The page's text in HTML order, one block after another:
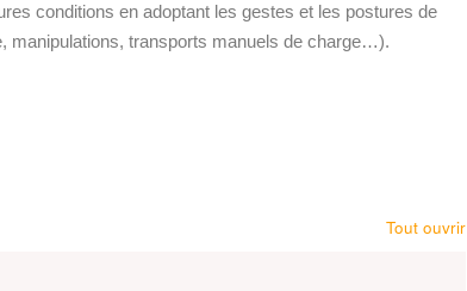
conditions en adoptant les gestes et les postures de
manipulations, transports manuels de charge…).
Tout ouvrir